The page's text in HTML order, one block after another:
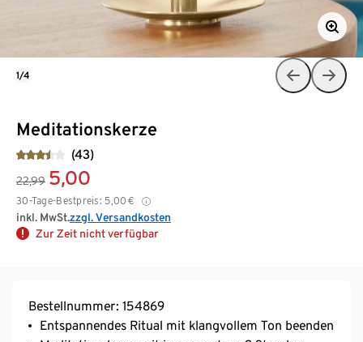
Meditationskerze
(43)
22,99 5,00
30-Tage-Bestpreis: 5,00 €
inkl. MwSt.zzgl. Versandkosten
Zur Zeit nicht verfügbar
1/4
Bestellnummer: 154869
Entspannendes Ritual mit klangvollem Ton beenden